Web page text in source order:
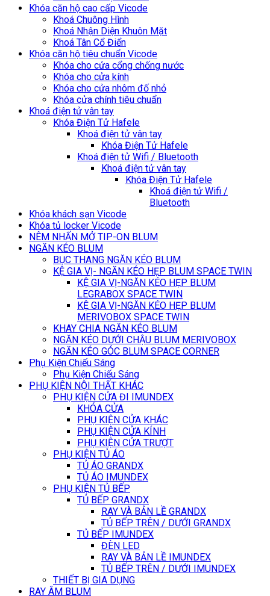
Khóa căn hộ cao cấp Vicode
Khoá Chuông Hình
Khoá Nhận Diện Khuôn Mặt
Khoá Tân Cổ Điển
Khóa căn hộ tiêu chuẩn Vicode
Khóa cho cửa cổng chống nước
Khóa cho cửa kính
Khóa cho cửa nhôm đố nhỏ
Khóa cửa chính tiêu chuẩn
Khoá điện tử vân tay
Khóa Điện Tử Hafele
Khoá điện tử vân tay
Khóa Điện Tử Hafele
Khoá điện tử Wifi / Bluetooth
Khoá điện tử vân tay
Khóa Điện Tử Hafele
Khoá điện tử Wifi /
Bluetooth
Khóa khách sạn Vicode
Khóa tủ locker Vicode
NÊM NHẤN MỞ TIP-ON BLUM
NGĂN KÉO BLUM
BỤC THANG NGĂN KÉO BLUM
KỆ GIA VỊ- NGĂN KÉO HẸP BLUM SPACE TWIN
KỆ GIA VỊ-NGĂN KÉO HẸP BLUM
LEGRABOX SPACE TWIN
KỆ GIA VỊ-NGĂN KÉO HẸP BLUM
MERIVOBOX SPACE TWIN
KHAY CHIA NGĂN KÉO BLUM
NGĂN KÉO DƯỚI CHẬU BLUM MERIVOBOX
NGĂN KÉO GÓC BLUM SPACE CORNER
Phụ Kiện Chiếu Sáng
Phụ Kiện Chiếu Sáng
PHỤ KIỆN NỘI THẤT KHÁC
PHỤ KIỆN CỬA ĐI IMUNDEX
KHÓA CỬA
PHỤ KIỆN CỬA KHÁC
PHỤ KIỆN CỬA KÍNH
PHỤ KIỆN CỬA TRƯỢT
PHỤ KIỆN TỦ ÁO
TỦ ÁO GRANDX
TỦ ÁO IMUNDEX
PHỤ KIỆN TỦ BẾP
TỦ BẾP GRANDX
RAY VÀ BẢN LỀ GRANDX
TỦ BẾP TRÊN / DƯỚI GRANDX
TỦ BẾP IMUNDEX
ĐÈN LED
RAY VÀ BẢN LỀ IMUNDEX
TỦ BẾP TRÊN / DƯỚI IMUNDEX
THIẾT BỊ GIA DỤNG
RAY ÂM BLUM